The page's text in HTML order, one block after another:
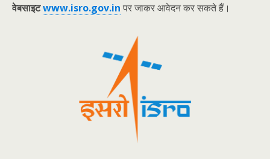
वेबसाइटwww.isro.gov.in पर जाकर आवेदन कर सकते हैं।